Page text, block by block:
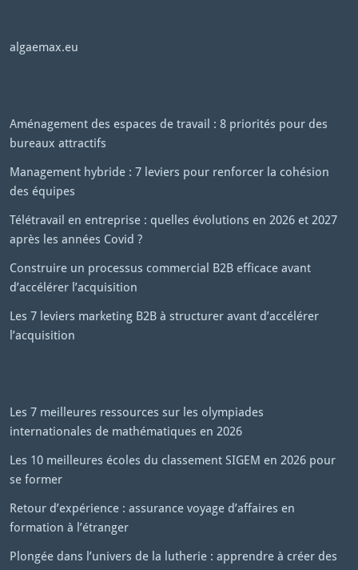
algaemax.eu
Aménagement des espaces de travail : 8 priorités pour des
bureaux attractifs
Management hybride : 7 leviers pour renforcer la cohésion
des équipes
Télétravail en entreprise : quelles évolutions en 2026 et 2027
après les années Covid ?
Construire un processus commercial B2B efficace avant
d’accélérer l’acquisition
Les 7 leviers marketing B2B à structurer avant d’accélérer
l’acquisition
Les 7 meilleures ressources sur les olympiades
internationales de mathématiques en 2026
Les 10 meilleures écoles du classement SIGEM en 2026 pour
se former
Retour d’expérience : assurance voyage d’affaires en
formation à l’étranger
Plongée dans l’univers de la lutherie : apprendre à créer des